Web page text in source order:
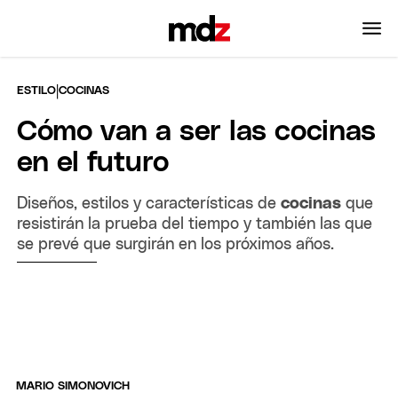
ESTILO |COCINAS
Cómo van a ser las cocinas
en el futuro
Diseños, estilos y características decocinas que
resistirán la prueba del tiempo y también las que
se prevé que surgirán en los próximos años.
MARIO SIMONOVICH